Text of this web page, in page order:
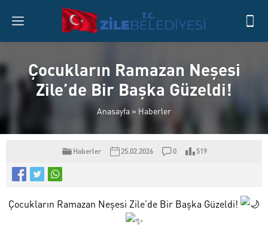
Çocukların Ramazan Neşesi
Zile’de Bir Başka Güzeldi!
Anasayfa » Haberler
Haberler 25.02.2026 0 519
Çocukların Ramazan Neşesi Zile’de Bir Başka Güzeldi!